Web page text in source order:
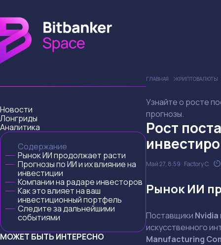
Новости
Лонгриды
Аналитика
Содержание
Рынок ИИ продолжает расти
Прогнозы по ИИ и их влияние на
инвестиции
Компании на радаре инвесторов
Как это влияет на ваш
инвестиционный портфель
Следите за дальнейшими
событиями
МОЖЕТ БЫТЬ ИНТЕРЕСНО
ГЛАВНАЯ КРИПТОВАЛЮТЫ
Узнайте о росте
прогнозы.
Рост
Май 27, 8:59 Factory C.
Рынок ИИ
Поставщики Nvidia
искусственного
Manufacturing